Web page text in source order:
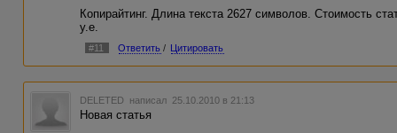
Копирайтинг. Длина текста 2627 символов. Стоимость
у.е.
#11 Ответить / Цитировать
DELETED написал 25.10.2010 в 21:13
Новая статья